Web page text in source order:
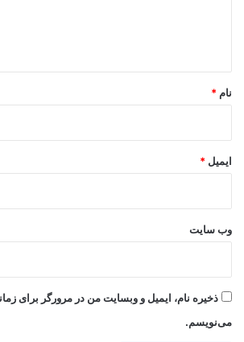
نام *
ایمیل *
وب‌ سایت
ذخیره نام، ایمیل و وبسایت من در مرورگر برای
می‌نویسم.